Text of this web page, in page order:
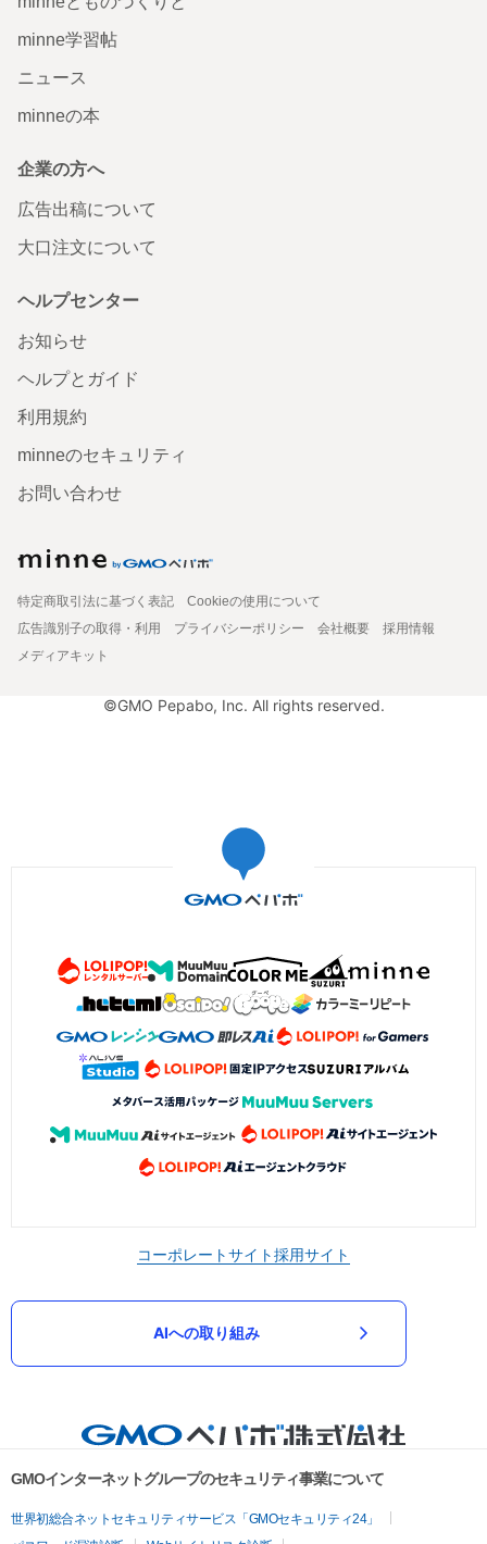
minne学習帖
ニュース
minneの本
企業の方へ
広告出稿について
大口注文について
ヘルプセンター
お知らせ
ヘルプとガイド
利用規約
minneのセキュリティ
お問い合わせ
特定商取引法に基づく表記
Cookieの使用について
広告識別子の取得・利用
プライバシーポリシー 会社概要
採用情報
メディアキット
©GMO Pepabo, Inc. All rights reserved.
コーポレートサイト採用サイト
AIへの取り組み
GMOインターネットグループのセキュリティ事業について
世界初総合ネットセキュリティサービス「GMOセキュリティ24」